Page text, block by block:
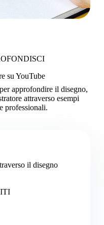
su YouTube
approfondire il disegno,
attraverso esempi
professionali.
il disegno